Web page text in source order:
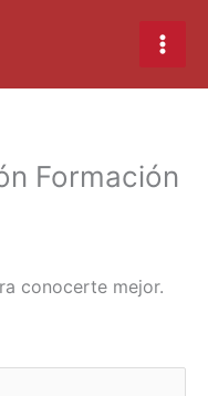
Formación
conocerte mejor.